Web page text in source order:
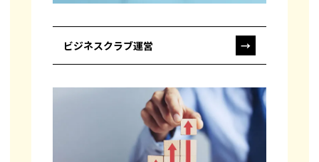
ビジネスクラブ運営 →